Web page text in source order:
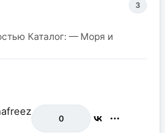
3
Каталог: — Моря и
0